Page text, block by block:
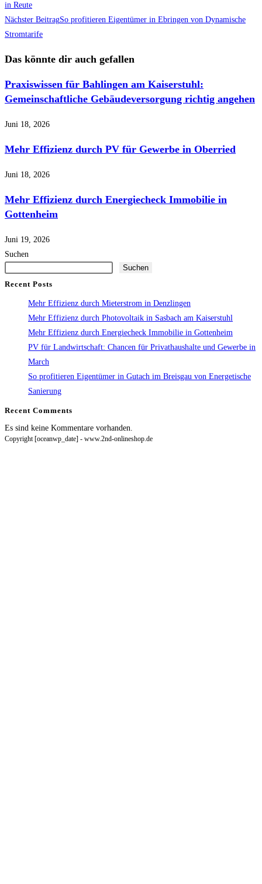
Artikel
ansehen
in Reute
Nächster BeitragSo profitieren Eigentümer in Ebringen von Dynamische
Stromtarife
Das könnte dir auch gefallen
Praxiswissen für Bahlingen am Kaiserstuhl:
Gemeinschaftliche Gebäudeversorgung richtig angehen
Juni 18, 2026
Mehr Effizienz durch PV für Gewerbe in Oberried
Juni 18, 2026
Mehr Effizienz durch Energiecheck Immobilie in
Gottenheim
Juni 19, 2026
Suchen
Suchen
Recent Posts
Mehr Effizienz durch Mieterstrom in Denzlingen
Mehr Effizienz durch Photovoltaik in Sasbach am Kaiserstuhl
Mehr Effizienz durch Energiecheck Immobilie in Gottenheim
PV für Landwirtschaft: Chancen für Privathaushalte und Gewerbe in
March
So profitieren Eigentümer in Gutach im Breisgau von Energetische
Sanierung
Recent Comments
Es sind keine Kommentare vorhanden.
Copyright [oceanwp_date] - www.2nd-onlineshop.de